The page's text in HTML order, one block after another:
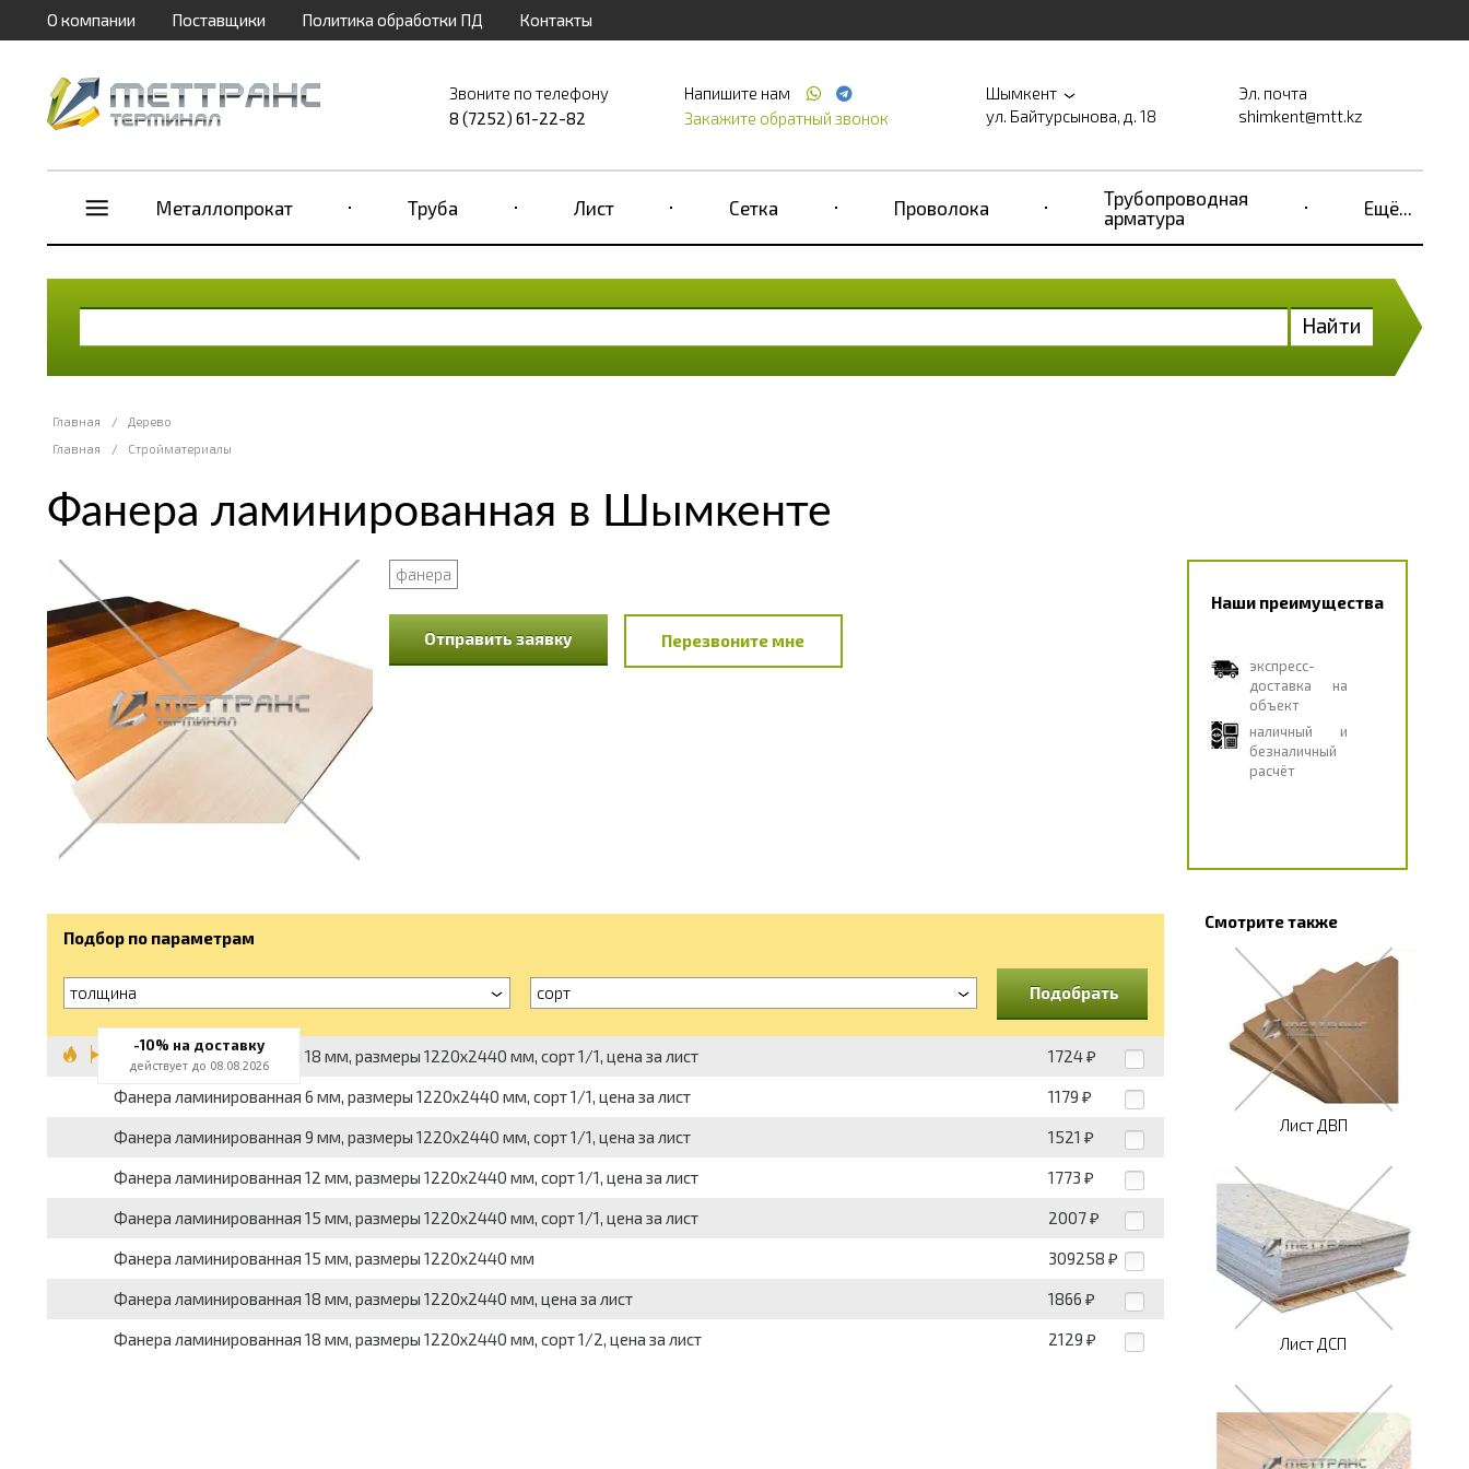
О компании Поставщики Политика обработки ПД Контакты
Звоните по телефону
8 (7252) 61-22-82
Напишите нам
Закажите обратный звонок
Шымкент
ул. Байтурсынова, д. 18
Эл. почта
shimkent@mtt.kz
Металлопрокат Труба Лист Сетка Проволока
Трубопроводная
арматура
Ещё...
Найти
Главная /
Дерево
Главная
/ Стройматериалы
Фанера ламинированная в Шымкенте
фанера
Отправить заявку Перезвоните мне
Наши преимущества
экспресс-
доставка на
объект
наличный и
безналичный
расчёт
Подбор по параметрам
толщина сорт Подобрать
Фанера ламинированная 18 мм, размеры 1220x2440 мм, сорт 1/1, цена за лист 1724 ₽
Фанера ламинированная 6 мм, размеры 1220x2440 мм, сорт 1/1, цена за лист 1179 ₽
Фанера ламинированная 9 мм, размеры 1220x2440 мм, сорт 1/1, цена за лист 1521 ₽
Фанера ламинированная 12 мм, размеры 1220x2440 мм, сорт 1/1, цена за лист 1773 ₽
Фанера ламинированная 15 мм, размеры 1220x2440 мм, сорт 1/1, цена за лист 2007 ₽
Фанера ламинированная 15 мм, размеры 1220x2440 мм 309258 ₽
Фанера ламинированная 18 мм, размеры 1220x2440 мм, цена за лист 1866 ₽
Фанера ламинированная 18 мм, размеры 1220x2440 мм, сорт 1/2, цена за лист 2129 ₽
Смотрите также
Лист ДВП
Лист ДСП
-10% на доставку
действует до 08.08.2026